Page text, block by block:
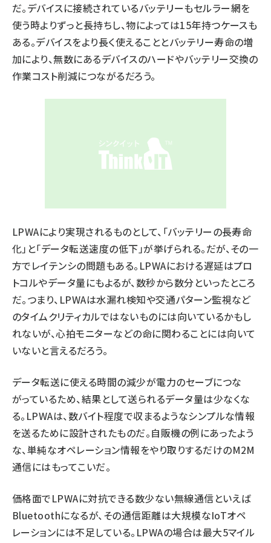
だ。デバイスに接続されているバッテリーもセルラー網を
使う時よりずっと長持ちし、物によっては15年持つケースも
ある。デバイスをより長く使えることとバッテリー寿命の増
加により、無数にあるデバイスのハードやバッテリー交換の
作業コスト削減につながるだろう。
LPWAにより実現されるものとして、「バッテリーの長寿命
化」と「データ転送速度の低下」が挙げられる。だが、その一
方でレイテンシの問題もある。LPWAにおける遅延はプロ
トコルやデータ量にもよるが、数秒から数分といったところ
だ。つまり、LPWAは水漏れ検知や交通パターン監視など
のタイムクリティカルではないものには向いているかもし
れないが、心拍モニターなどの命に関わることには向いて
いないと言えるだろう。
データ転送に使える時間の減少が電力のセーブにつな
がっているため、結果として送られるデータ量は少なくな
る。LPWAは、数バイト程度で収まるようなシンプルな情報
を送るために設計されたものだ。自販機の例にあったよう
な、単純なオペレーション情報をやり取りするだけのM2M
通信にはもってこいだ。
価格面でLPWAに対抗できる数少ない無線通信といえば
Bluetoothになるが、その通信距離は大規模なIoTオペ
レーションには不足している。LPWAの場合は最大5マイル